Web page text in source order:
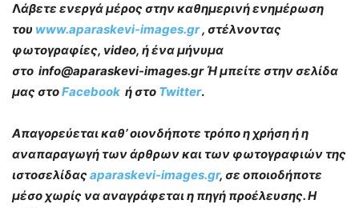
Λάβετε ενεργά μέρος στην καθημερινή ενημέρωση
του www.aparaskevi-images.gr, στέλνοντας
φωτογραφίες, video, ή ένα μήνυμα
στο info@aparaskevi-images.gr Ή μπείτε στην σελίδα
μας στοFacebook ή στο Twitter.
Απαγορεύεται καθ’ οιονδήποτε τρόπο η χρήση ή η
αναπαραγωγή των άρθρων και των φωτογραφιών της
ιστοσελίδας aparaskevi-images.gr, σε οποιοδήποτε
μέσο χωρίς να αναγράφεται η πηγή προέλευσης. Η